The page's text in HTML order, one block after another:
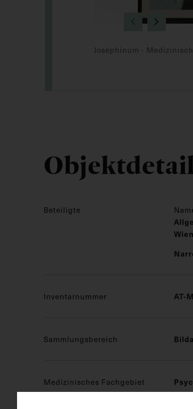
Josephinum -
Beteiligte
Wien
Inventarnummer AT-
Sammlungsbereich
Medizinisches Fachgebiet